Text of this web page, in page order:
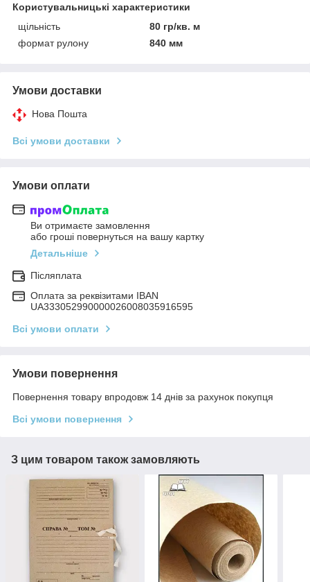
Користувальницькі характеристики
щільність
80 гр/кв. м
формат рулону
840 мм
Умови доставки
Нова Пошта
Всі умови доставки
Умови оплати
Ви отримаєте замовлення
або гроші повернуться на вашу картку
Детальніше
Післяплата
Оплата за реквізитами IBAN
UA333052990000026008035916595
Всі умови оплати
Умови повернення
Повернення товару впродовж 14 днів за рахунок покупця
Всі умови повернення
З цим товаром також замовляють